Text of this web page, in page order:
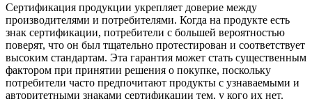
Сертификация продукции укрепляет доверие между
производителями и потребителями. Когда на продукте есть
знак сертификации, потребители с большей вероятностью
поверят, что он был тщательно протестирован и соответствует
высоким стандартам. Эта гарантия может стать существенным
фактором при принятии решения о покупке, поскольку
потребители часто предпочитают продукты с узнаваемыми и
авторитетными знаками сертификации тем, у кого их нет.